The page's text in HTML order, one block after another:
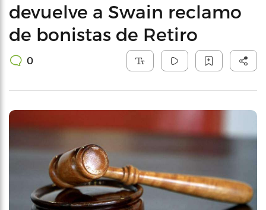
devuelve a Swain reclamo
de bonistas de Retiro
0